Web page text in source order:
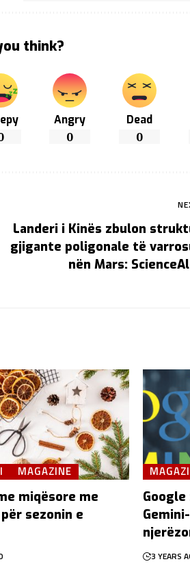
think?
Angry
0
Dead
0
Landeri i Kinës zbulon
gjigante poligonale të
nën Mars:
MAGAZINE
miqësore me
sezonin e
3 YEARS